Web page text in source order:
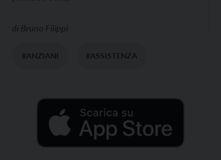
di Bruno Filippi
#ANZIANI #ASSISTENZA